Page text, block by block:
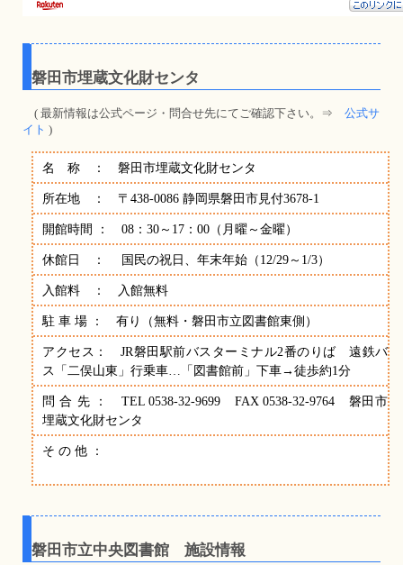
磐田市埋蔵文化財センタ
( 最新情報は公式ページ・問合せ先にてご確認下さい。⇒ 公式サ
イト )
名 称 ： 磐田市埋蔵文化財センタ
所在地 ： 〒438-0086 静岡県磐田市見付3678-1
開館時間 ： 08：30～17：00（月曜～金曜）
休館日 ： 国民の祝日、年末年始（12/29～1/3）
入館料 ： 入館無料
駐 車 場 ： 有り（無料・磐田市立図書館東側）
アクセス： JR磐田駅前バスターミナル2番のりば 遠鉄バ
ス「二俣山東」行乗車…「図書館前」下車→徒歩約1分
問 合 先 ： TEL 0538-32-9699 FAX 0538-32-9764 磐田市
埋蔵文化財センタ
そ の 他 ：
磐田市立中央図書館 施設情報